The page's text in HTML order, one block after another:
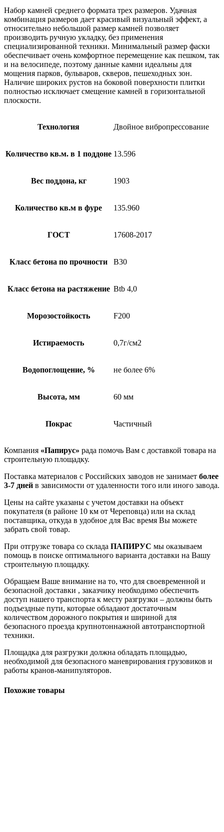
Набор камней среднего формата трех размеров. Удачная
комбинация размеров дает красивый визуальный эффект, а
относительно небольшой размер камней позволяет
производить ручную укладку, без применения
специализированной техники. Минимальный размер фаски
обеспечивает очень комфортное перемещение как пешком, так
и на велосипеде, поэтому данные камни идеальны для
мощения парков, бульваров, скверов, пешеходных зон.
Наличие широких рустов на боковой поверхности плитки
полностью исключает смещение камней в горизонтальной
плоскости.
Технология Двойное вибропрессование
Количество кв.м. в 1 поддоне 13.596
Вес поддона, кг 1903
Количество кв.м в фуре 135.960
ГОСТ 17608-2017
Класс бетона по прочности B30
Класс бетона на растяжение Btb 4,0
Морозостойкость F200
Истираемость 0,7г/см2
Водопоглощение, % не более 6%
Высота, мм 60 мм
Покрас Частичный
Компания «Папирус» рада помочь Вам с доставкой товара на
строительную площадку.
Поставка материалов с Российских заводов не занимает более
3-7 дней в зависимости от удаленности того или иного завода.
Цены на сайте указаны с учетом доставки на объект
покупателя (в районе 10 км от Череповца) или на склад
поставщика, откуда в удобное для Вас время Вы можете
забрать свой товар.
При отгрузке товара со склада ПАПИРУС мы оказываем
помощь в поиске оптимального варианта доставки на Вашу
строительную площадку.
Обращаем Ваше внимание на то, что для своевременной и
безопасной доставки , заказчику необходимо обеспечить
доступ нашего транспорта к месту разгрузки – должны быть
подъездные пути, которые обладают достаточным
количеством дорожного покрытия и шириной для
безопасного проезда крупнотоннажной автотранспортной
техники.
Площадка для разгрузки должна обладать площадью,
необходимой для безопасного маневрирования грузовиков и
работы кранов-манипуляторов.
Похожие товары